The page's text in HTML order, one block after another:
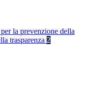
la prevenzione della
trasparenza 2